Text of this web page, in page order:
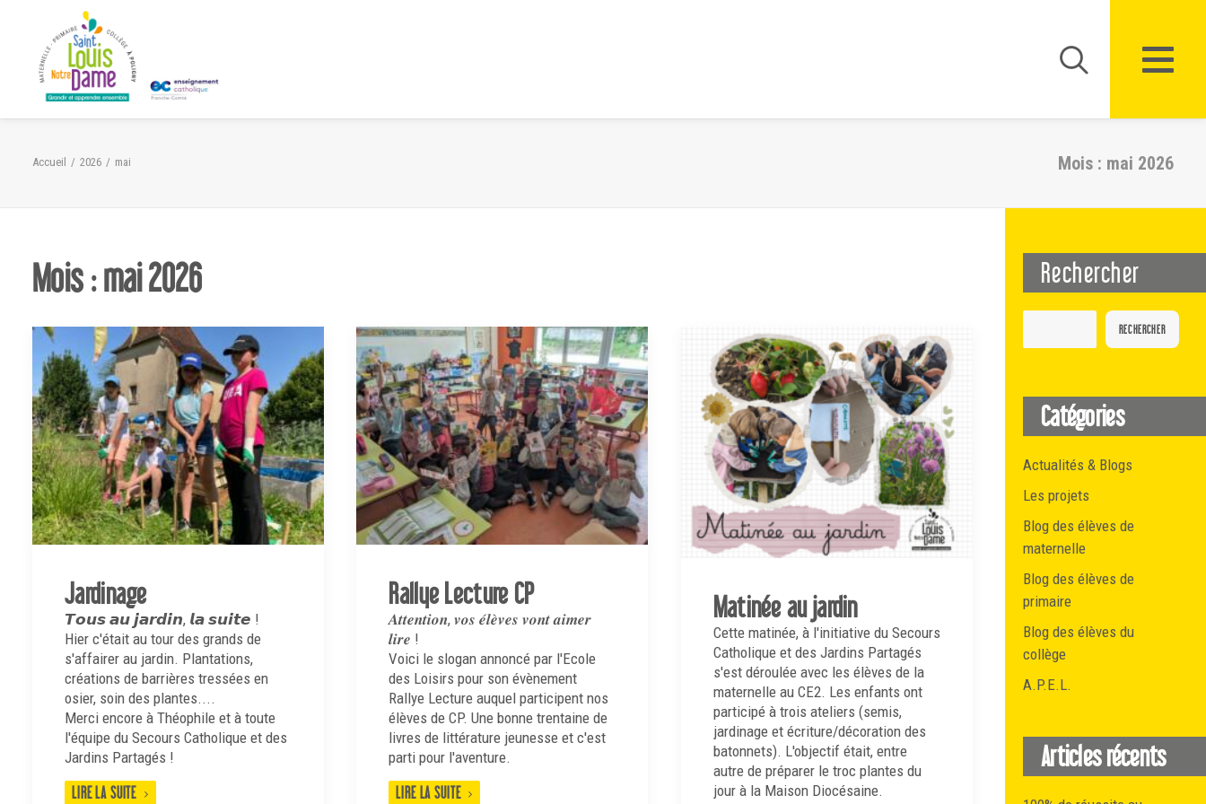
Mois : mai 2026
Accueil 2026 mai
Mois : mai 2026
Jardinage
𝙏𝙤𝙪𝙨 𝙖𝙪 𝙟𝙖𝙧𝙙𝙞𝙣, 𝙡𝙖 𝙨𝙪𝙞𝙩𝙚 !
Hier c'était au tour des grands de
s'affairer au jardin. Plantations,
créations de barrières tressées en
osier, soin des plantes....
Merci encore à Théophile et à toute
l'équipe du Secours Catholique et des
Jardins Partagés !
LIRE LA SUITE
Rallye Lecture CP
𝑨𝒕𝒕𝒆𝒏𝒕𝒊𝒐𝒏, 𝒗𝒐𝒔 𝒆́𝒍𝒆̀𝒗𝒆𝒔 𝒗𝒐𝒏𝒕 𝒂𝒊𝒎𝒆𝒓
𝒍𝒊𝒓𝒆 !
Voici le slogan annoncé par l'Ecole
des Loisirs pour son évènement
Rallye Lecture auquel participent nos
élèves de CP. Une bonne trentaine de
livres de littérature jeunesse et c'est
parti pour l'aventure.
LIRE LA SUITE
Matinée au jardin
Cette matinée, à l'initiative du Secours
Catholique et des Jardins Partagés
s'est déroulée avec les élèves de la
maternelle au CE2. Les enfants ont
participé à trois ateliers (semis,
jardinage et écriture/décoration des
batonnets). L'objectif était, entre
autre de préparer le troc plantes du
jour à la Maison Diocésaine.
Rechercher
RECHERCHER
Catégories
Actualités & Blogs
Les projets
Blog des élèves de
maternelle
Blog des élèves de
primaire
Blog des élèves du
collège
A.P.E.L.
Articles récents
Panneau de gestion des cookies